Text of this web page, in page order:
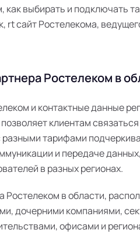
выбирать и подключать
rt сайт Ростелекома,
Ростелеком в
и контактные данные
клиентам
тарифами
и передаче
в разных регионах.
Ростелеком в области,
дочерними компаниями,
офисами и